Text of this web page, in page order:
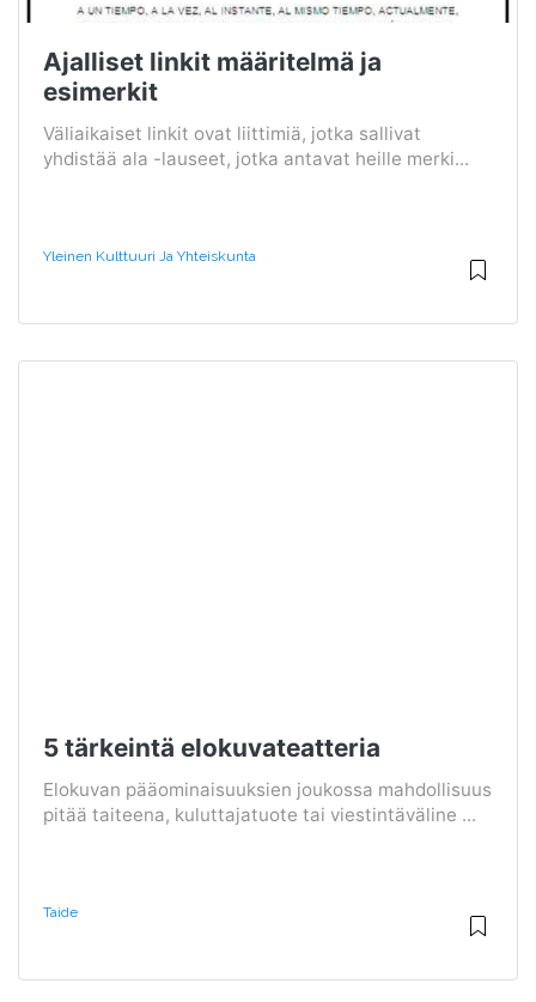
Ajalliset linkit määritelmä ja
esimerkit
Väliaikaiset linkit ovat liittimiä, jotka sallivat
yhdistää ala -lauseet, jotka antavat heille merki...
Yleinen Kulttuuri Ja Yhteiskunta
5 tärkeintä elokuvateatteria
Elokuvan pääominaisuuksien joukossa mahdollisuus
pitää taiteena, kuluttajatuote tai viestintäväline ...
Taide